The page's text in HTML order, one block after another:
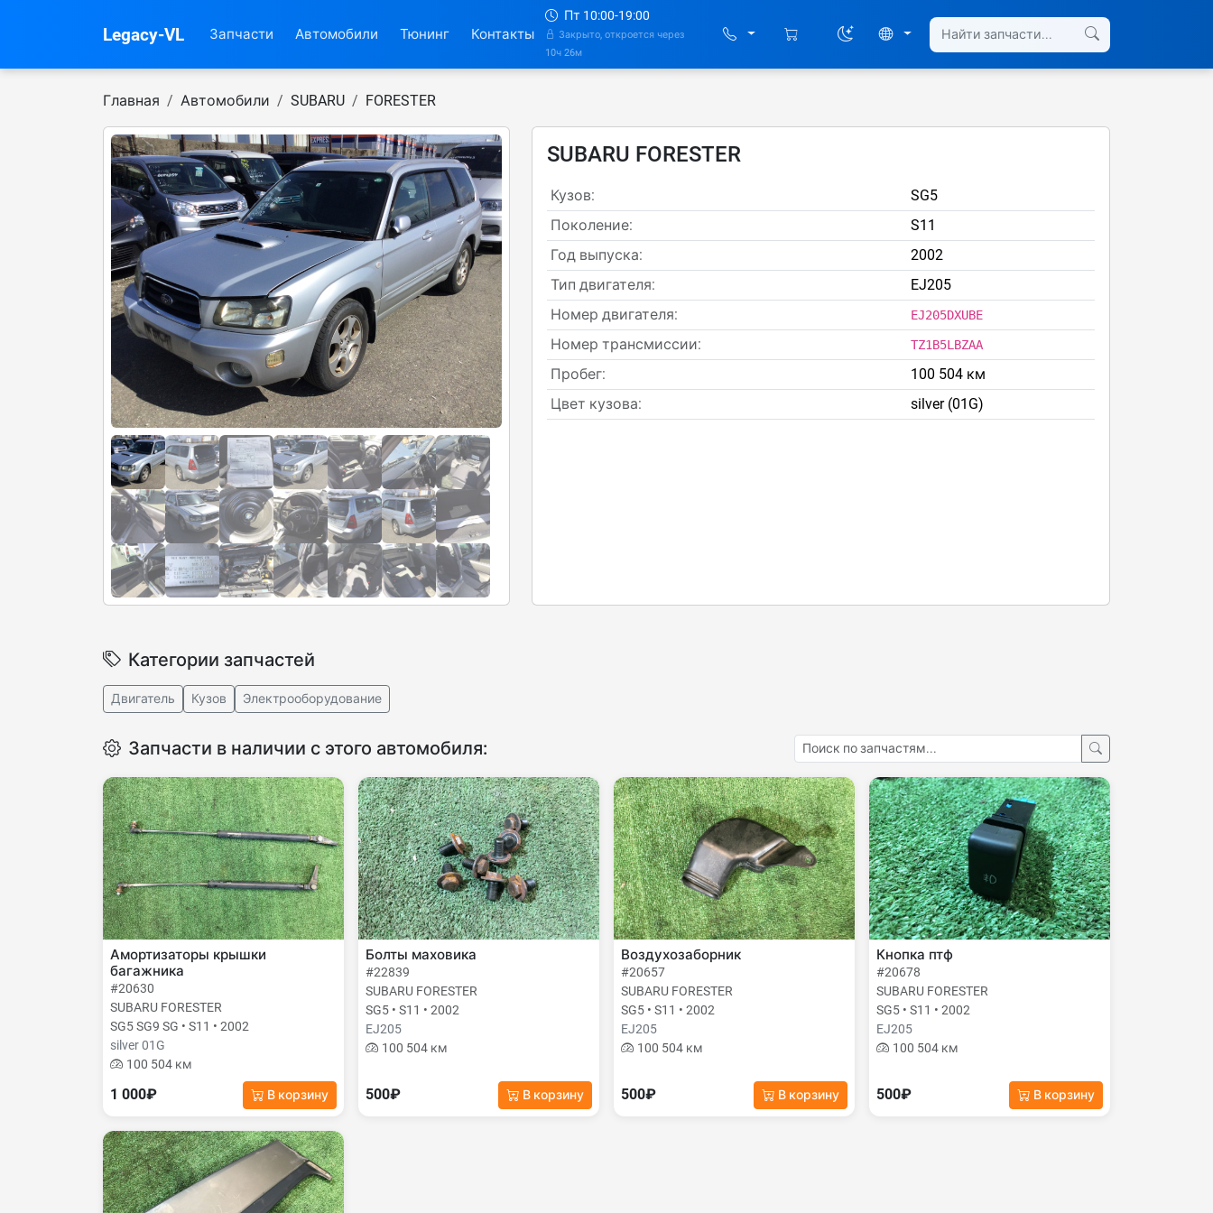
Legacy-VL Запчасти Автомобили Тюнинг Контакты
Пт 10:00-19:00
Закрыто, откроется через
10ч 26м
Главная Автомобили SUBARU FORESTER
SUBARU FORESTER
Кузов:
SG5
Поколение:
S11
Год выпуска:
2002
Тип двигателя:
EJ205
Номер двигателя:
EJ205DXUBE
Номер трансмиссии: TZ1B5LBZAA
Пробег:
100 504 км
Цвет кузова:
silver (01G)
Категории запчастей
Двигатель Кузов Электрооборудование
Запчасти в наличии с этого автомобиля:
Амортизаторы крышки
багажника
#20630
SUBARU FORESTER
SG5 SG9 SG • S11 • 2002
silver 01G
100 504 км
1 000₽ В корзину
Болты маховика
#22839
SUBARU FORESTER
SG5 • S11 • 2002
EJ205
100 504 км
500₽ В корзину
Воздухозаборник
#20657
SUBARU FORESTER
SG5 • S11 • 2002
EJ205
100 504 км
500₽ В корзину
Кнопка птф
#20678
SUBARU FORESTER
SG5 • S11 • 2002
EJ205
100 504 км
500₽ В корзину